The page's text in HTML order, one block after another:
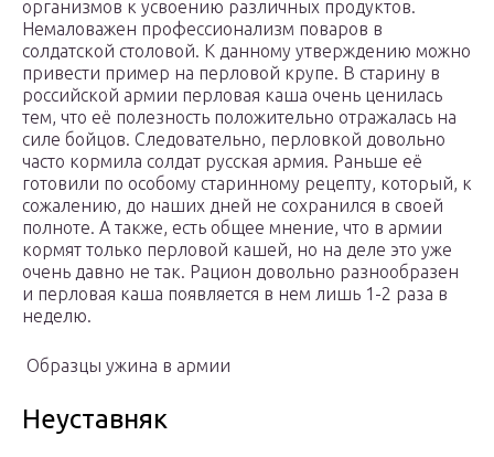
организмов к усвоению различных продуктов.
Немаловажен профессионализм поваров в
солдатской столовой. К данному утверждению можно
привести пример на перловой крупе. В старину в
российской армии перловая каша очень ценилась
тем, что её полезность положительно отражалась на
силе бойцов. Следовательно, перловкой довольно
часто кормила солдат русская армия. Раньше её
готовили по особому старинному рецепту, который, к
сожалению, до наших дней не сохранился в своей
полноте. А также, есть общее мнение, что в армии
кормят только перловой кашей, но на деле это уже
очень давно не так. Рацион довольно разнообразен
и перловая каша появляется в нем лишь 1-2 раза в
неделю.
Образцы ужина в армии
Неуставняк